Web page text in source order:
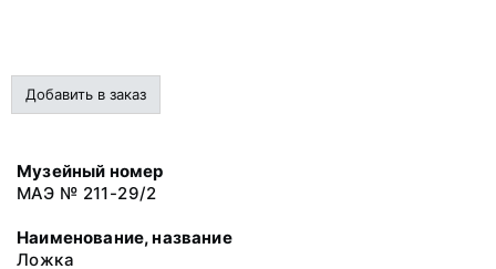
Добавить в заказ
Музейный номер
МАЭ № 211-29/2
Наименование, название
Ложка